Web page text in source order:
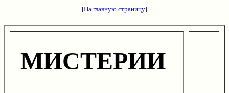
[На главную страницу]
МИСТЕРИИ